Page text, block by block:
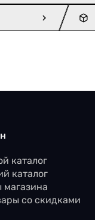
каталог
каталог
магазина
со скидками